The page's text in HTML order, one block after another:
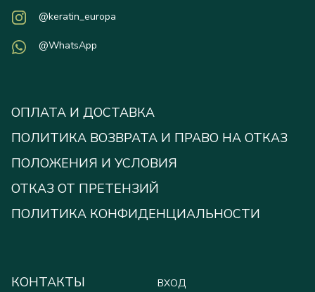
@keratin_europa
@WhatsApp
ОПЛАТА И ДОСТАВКА
ПОЛИТИКА ВОЗВРАТА И ПРАВО НА ОТКАЗ
ПОЛОЖЕНИЯ И УСЛОВИЯ
ОТКАЗ ОТ ПРЕТЕНЗИЙ
ПОЛИТИКА КОНФИДЕНЦИАЛЬНОСТИ
КОНТАКТЫ
ВХОД